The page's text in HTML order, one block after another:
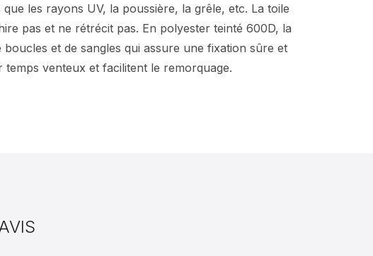
les rayons UV, la poussière, la grêle, etc. La toile
pas et ne rétrécit pas. En polyester teinté 600D, la
et de sangles qui assure une fixation sûre et
venteux et facilitent le remorquage.